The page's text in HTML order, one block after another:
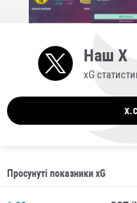
Наш X
xG
Просунуті показники xG